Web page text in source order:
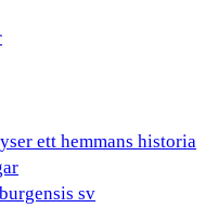
ett hemmans historia
sv